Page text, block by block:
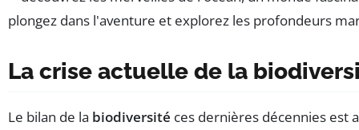
La crise actuelle de la
Le bilan de la biodiversité ces dernières décennies est